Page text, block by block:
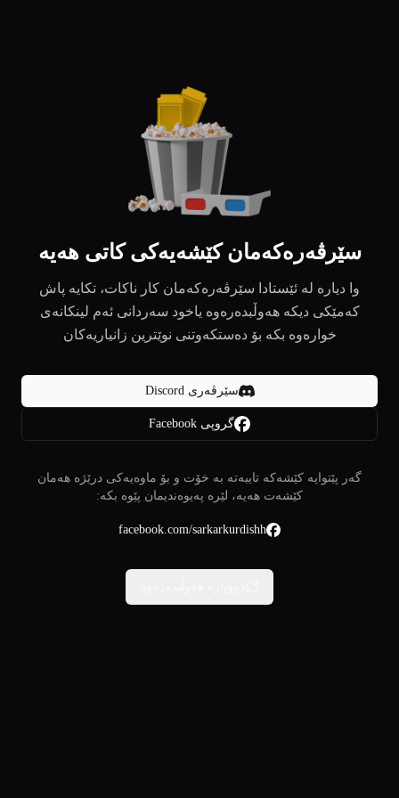
سێرڤەرەکەمان کێشەیەکی کاتی هەیە
وا دیارە لە ئێستادا سێرڤەرەکەمان کار ناکات، تکایە پاش
کەمێکی دیکە هەوڵبدەرەوە یاخود سەردانی ئەم لینکانەی
خوارەوە بکە بۆ دەستکەوتنی نوێترین زانیاریەکان
سێرڤەری Discord
گروپی Facebook
گەر پێتوایە کێشەکە تایبەتە بە خۆت و بۆ ماوەیەکی درێژە هەمان
کێشەت هەیە، لێرە پەیوەندیمان پێوە بکە:
facebook.com/sarkarkurdishh